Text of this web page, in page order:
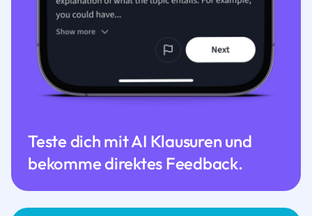
Teste dich mit AI Klausuren und
bekomme direktes Feedback.